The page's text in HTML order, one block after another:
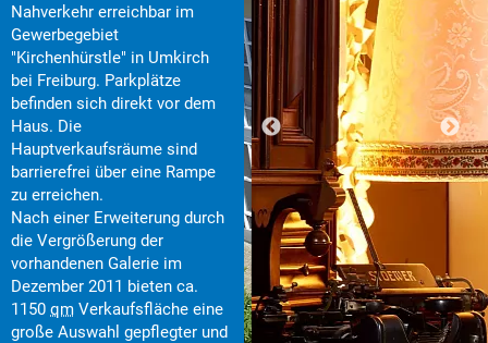
Nahverkehr erreichbar im
Gewerbegebiet
"Kirchenhürstle" in Umkirch
bei Freiburg. Parkplätze
befinden sich direkt vor dem
Haus. Die
Hauptverkaufsräume sind
barrierefrei über eine Rampe
zu erreichen.
Nach einer Erweiterung durch
die Vergrößerung der
vorhandenen Galerie im
Dezember 2011 bieten ca.
1150 qm Verkaufsfläche eine
große Auswahl gepflegter und